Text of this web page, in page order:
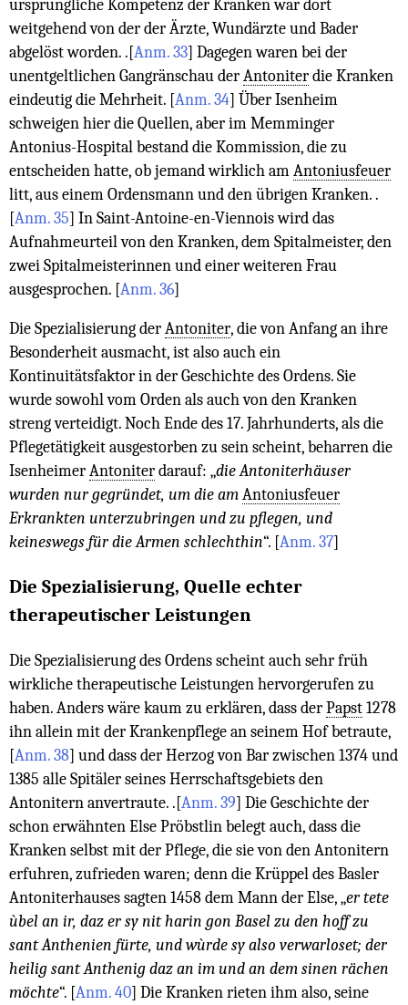
ursprüngliche Kompetenz der Kranken war dort
weitgehend von der der Ärzte, Wundärzte und Bader
abgelöst worden. .[Anm. 33] Dagegen waren bei der
unentgeltlichen Gangränschau der Antoniter die Kranken
eindeutig die Mehrheit. [Anm. 34] Über Isenheim
schweigen hier die Quellen, aber im Memminger
Antonius-Hospital bestand die Kommission, die zu
entscheiden hatte, ob jemand wirklich am Antoniusfeuer
litt, aus einem Ordensmann und den übrigen Kranken. .
[Anm. 35] In Saint-Antoine-en-Viennois wird das
Aufnahmeurteil von den Kranken, dem Spitalmeister, den
zwei Spitalmeisterinnen und einer weiteren Frau
ausgesprochen. [Anm. 36]
Die Spezialisierung der Antoniter, die von Anfang an ihre
Besonderheit ausmacht, ist also auch ein
Kontinuitätsfaktor in der Geschichte des Ordens. Sie
wurde sowohl vom Orden als auch von den Kranken
streng verteidigt. Noch Ende des 17. Jahrhunderts, als die
Pflegetätigkeit ausgestorben zu sein scheint, beharren die
Isenheimer Antoniter darauf: „die Antoniterhäuser
wurden nur gegründet, um die am Antoniusfeuer
Erkrankten unterzubringen und zu pflegen, und
keineswegs für die Armen schlechthin“. [Anm. 37]
Die Spezialisierung, Quelle echter
therapeutischer Leistungen
Die Spezialisierung des Ordens scheint auch sehr früh
wirkliche therapeutische Leistungen hervorgerufen zu
haben. Anders wäre kaum zu erklären, dass der Papst 1278
ihn allein mit der Krankenpflege an seinem Hof betraute,
[Anm. 38] und dass der Herzog von Bar zwischen 1374 und
1385 alle Spitäler seines Herrschaftsgebiets den
Antonitern anvertraute. .[Anm. 39] Die Geschichte der
schon erwähnten Else Pröbstlin belegt auch, dass die
Kranken selbst mit der Pflege, die sie von den Antonitern
erfuhren, zufrieden waren; denn die Krüppel des Basler
Antoniterhauses sagten 1458 dem Mann der Else, „er tete
ùbel an ir, daz er sy nit harin gon Basel zu den hoff zu
sant Anthenien fürte, und wùrde sy also verwarloset; der
heilig sant Anthenig daz an im und an dem sinen rächen
möchte“. [Anm. 40] Die Kranken rieten ihm also, seine